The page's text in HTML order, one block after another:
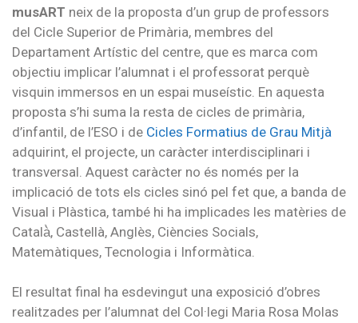
musART neix de la proposta d’un grup de professors
del Cicle Superior de Primària, membres del
Departament Artístic del centre, que es marca com
objectiu implicar l’alumnat i el professorat perquè
visquin immersos en un espai museístic. En aquesta
proposta s’hi suma la resta de cicles de primària,
d’infantil, de l’ESO i de Cicles Formatius de Grau Mitjà
adquirint, el projecte, un caràcter interdisciplinari i
transversal. Aquest caràcter no és només per la
implicació de tots els cicles sinó pel fet que, a banda de
Visual i Plàstica, també hi ha implicades les matèries de
Català̀, Castellà, Anglès, Ciències Socials,
Matemàtiques, Tecnologia i Informàtica.
El resultat final ha esdevingut una exposició d’obres
realitzades per l’alumnat del Col·legi Maria Rosa Molas